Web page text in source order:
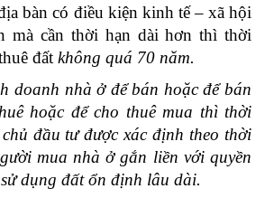
bàn có điều kiện kinh tế – xã hội
mà cần thời hạn dài hơn thì thời
đất không quá 70 năm.
doanh nhà ở để bán hoặc để bán
hoặc để cho thuê mua thì thời
đầu tư được xác định theo thời
mua nhà ở gắn liền với quyền
dụng đất ổn định lâu dài.